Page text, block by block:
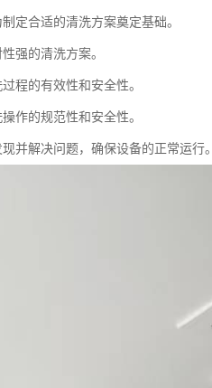
定合适的清洗方案奠定基础。
强的清洗方案。
程的有效性和安全性。
作的规范性和安全性。
并解决问题，确保设备的正常运行。